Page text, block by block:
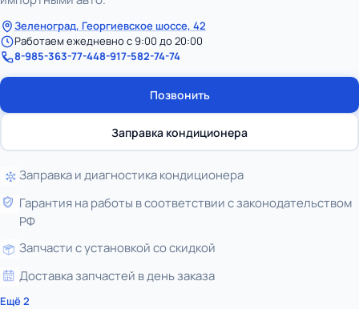
Зеленоград, Георгиевское шоссе, 42
Работаем ежедневно с 9:00 до 20:00
8-985-363-77-448-917-582-74-74
Позвонить
Заправка кондиционера
Заправка и диагностика кондиционера
Гарантия на работы в соответствии с законодательством
РФ
Запчасти с установкой со скидкой
Доставка запчастей в день заказа
Ещё 2